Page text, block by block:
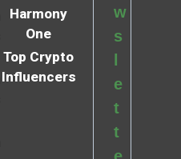
Harmony
One
Top Crypto
Influencers
w
s
e
t
t